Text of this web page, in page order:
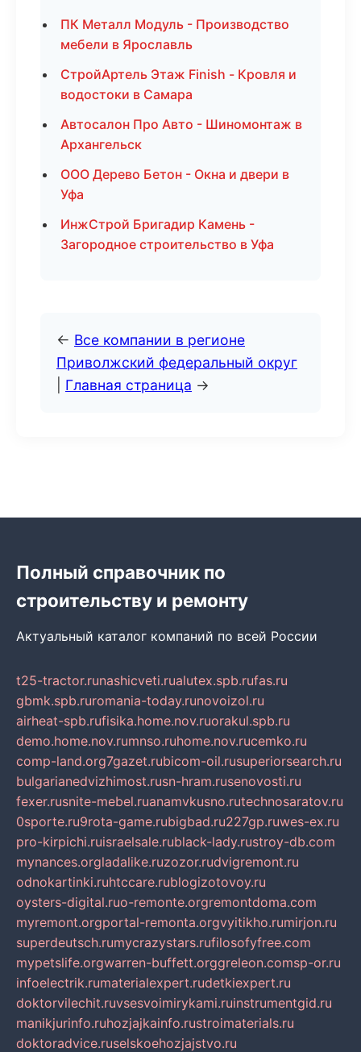
ПК Металл Модуль - Производство
мебели в Ярославль
СтройАртель Этаж Finish - Кровля и
водостоки в Самара
Автосалон Про Авто - Шиномонтаж в
Архангельск
ООО Дерево Бетон - Окна и двери в
Уфа
ИнжСтрой Бригадир Камень -
Загородное строительство в Уфа
← Все компании в регионе
Приволжский федеральный округ
Главная страница →
Полный справочник по
строительству и ремонту
Актуальный каталог компаний по всей России
t25-tractor.runashicveti.rualutex.spb.rufas.ru
gbmk.spb.ruromania-today.runovoizol.ru
airheat-spb.rufisika.home.nov.ruorakul.spb.ru
demo.home.nov.rumnso.ruhome.nov.rucemko.ru
comp-land.org7gazet.rubicom-oil.rusuperiorsearch.ru
bulgarianedvizhimost.rusn-hram.rusenovosti.ru
fexer.rusnite-mebel.ruanamvkusno.rutechnosaratov.ru
0sporte.ru9rota-game.rubigbad.ru227gp.ruwes-ex.ru
pro-kirpichi.ruisraelsale.rublack-lady.rustroy-db.com
mynances.orgladalike.ruzozor.rudvigremont.ru
odnokartinki.ruhtccare.rublogizotovoy.ru
oysters-digital.ruo-remonte.orgremontdoma.com
myremont.orgportal-remonta.orgvyitikho.rumirjon.ru
superdeutsch.rumycrazystars.rufilosofyfree.com
mypetslife.orgwarren-buffett.orggreleon.comsp-or.ru
infoelectrik.rumaterialexpert.rudetkiexpert.ru
doktorvilechit.ruvsesvoimirykami.ruinstrumentgid.ru
manikjurinfo.ruhozjajkainfo.rustroimaterials.ru
doktoradvice.ruselskoehozjajstvo.ru